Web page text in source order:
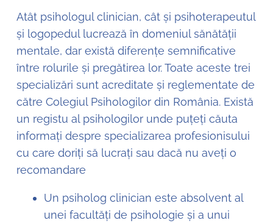
Atât psihologul clinician, cât și psihoterapeutul
și logopedul lucrează în domeniul sănătății
mentale, dar există diferențe semnificative
între rolurile și pregătirea lor. Toate aceste trei
specializări sunt acreditate și reglementate de
către Colegiul Psihologilor din România. Există
un registu al psihologilor unde puțeți căuta
informați despre specializarea profesionisului
cu care doriți să lucrați sau dacă nu aveți o
recomandare
Un psiholog clinician este absolvent al
unei facultăți de psihologie și a unui